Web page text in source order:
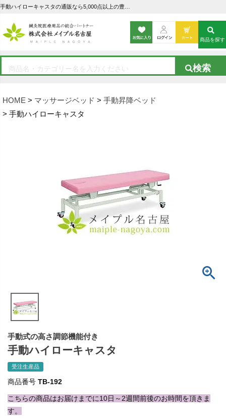
HOME マッサージベッド
手動昇降ベッド
手動ハイローキャスタ
商品を探す
手動式の高さ調節機能付き
手動ハイローキャスタ
受注生産品
商品番号 TB-192
こちらの商品はお届けまでに10日～2週間前後のお時間を頂きま
す。